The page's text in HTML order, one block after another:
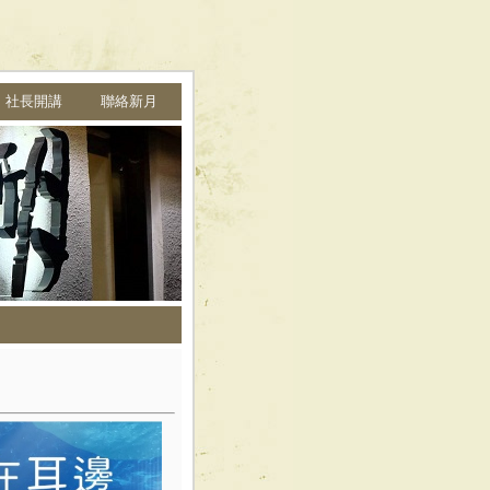
長開講 聯絡新月